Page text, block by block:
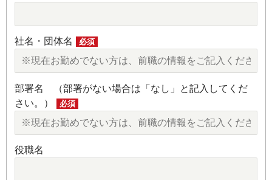
社名・団体名 必須
部署名 （部署がない場合は「なし」と記入してくだ
さい。）
必須
役職名